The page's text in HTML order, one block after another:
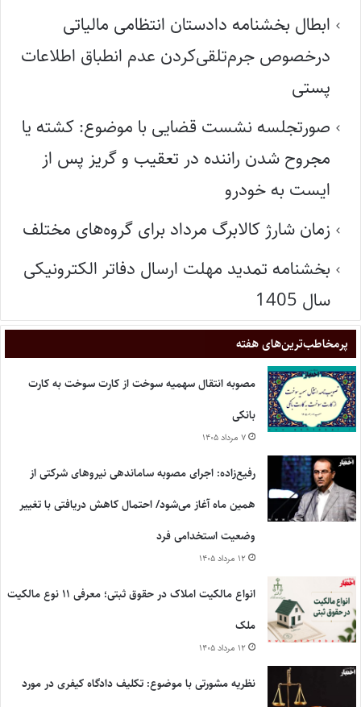
ابطال بخشنامه دادستان انتظامی مالیاتی
درخصوص جرم‌تلقی‌کردن عدم انطباق اطلاعات
پستی
صورتجلسه نشست قضایی با موضوع: کشته یا
مجروح شدن راننده در تعقیب و گریز پس از
ایست به خودرو
زمان شارژ کالابرگ مرداد برای گروه‌های مختلف
بخشنامه تمدید مهلت ارسال دفاتر الکترونیکی
سال 1405
پر‌مخاطب‌ترین‌های هفته
مصوبه انتقال سهمیه سوخت از کارت سوخت به کارت
بانکی
۷ مرداد ۱۴۰۵
رفیع‌زاده: اجرای مصوبه ساماندهی نیروهای شرکتی از
همین ماه آغاز می‌شود/ احتمال کاهش دریافتی با تغییر
وضعیت استخدامی فرد
۱۲ مرداد ۱۴۰۵
انواع مالکیت املاک در حقوق ثبتی؛ معرفی ۱۱ نوع مالکیت
ملک
۱۲ مرداد ۱۴۰۵
نظریه مشورتی با موضوع: تکلیف دادگاه کیفری در مورد